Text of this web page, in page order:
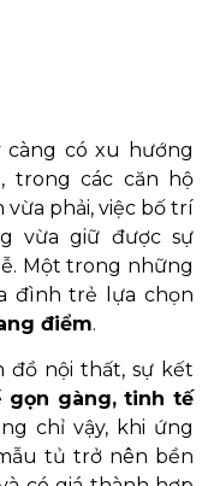
càng có xu hướng
trong các căn hộ
phải, việc bố trí
vừa giữ được sự
Một trong những
đình trẻ lựa chọn
điểm.
đồ nội thất, sự kết
gọn gàng, tinh tế
chỉ vậy, khi ứng
tủ trở nên bền